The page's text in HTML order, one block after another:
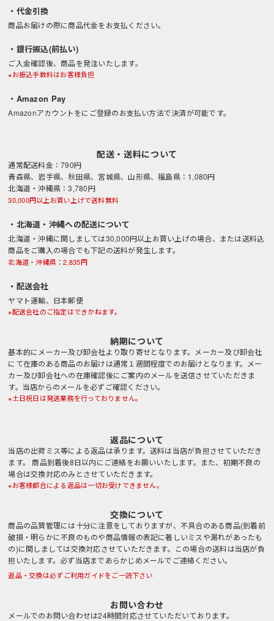
・代金引換
商品お届けの際に商品代金をお支払ください。
・銀行振込(前払い)
ご入金確認後、商品を発注いたします。
※お振込手数料はお客様負担
・Amazon Pay
Amazonアカウントをにご登録のお支払い方法で決済が可能です。
配送・送料について
通常配送料金：790円
青森県、岩手県、秋田県、宮城県、山形県、福島県：1,080円
北海道・沖縄県：3,780円
30,000円以上お買い上げで送料無料
・北海道・沖縄への配送について
北海道・沖縄に関しましては30,000円以上お買い上げの場合、または送料込
商品をご購入の場合でも下記の送料が発生します。
北海道・沖縄県：2,835円
・配送会社
ヤマト運輸、日本郵便
※配送会社のご指定はできかねます。
納期について
基本的にメーカー及び卸会社より取り寄せとなります。メーカー及び卸会社
にて在庫のある商品のお届けは通常１週間程度でのお届けとなります。メー
カー及び卸会社への在庫確認後にご案内のメールを送信させていただきま
す。当店からのメールを必ずご確認ください。
※土日祝日は発送業務を行っておりません。
返品について
当店の出荷ミス等による返品は承ります。送料は当店が負担させていただき
ます。 商品到着後8日以内にご連絡をお願いいたします。また、初期不良の
場合は交換対応のみとさせていただきます。
※お客様都合による返品は一切お受けできません。
交換について
商品の品質管理には十分に注意をしておりますが、不具合のある商品(到着前
破損・明らかに不良のものや商品情報の表記に著しいミスや漏れがあったも
の)に関しましては交換対応させていただきます。この場合の送料は当店が負
担いたします。必ず当店まであらかじめメールでご連絡ください。
返品・交換は必ずご利用ガイドをご一読下さい
お問い合わせ
メールでのお問い合わせは24時間対応させていただいております。